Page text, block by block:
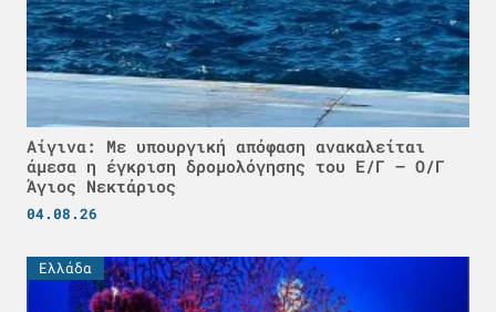
Αίγινα: Με υπουργική απόφαση ανακαλείται
άμεσα η έγκριση δρομολόγησης του Ε/Γ – Ο/Γ
Άγιος Νεκτάριος
04.08.26
Ελλάδα